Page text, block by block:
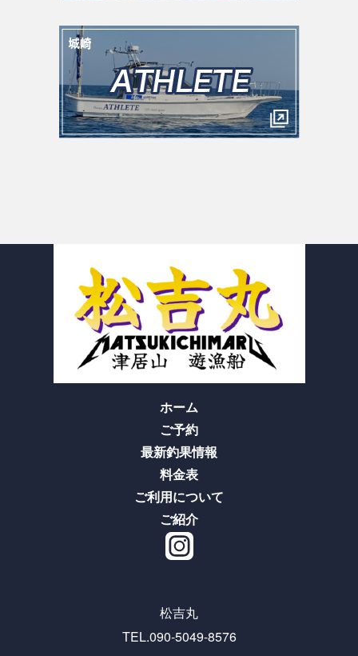
ホーム
ご予約
最新釣果情報
料金表
ご利用について
ご紹介
松吉丸
TEL.090-5049-8576